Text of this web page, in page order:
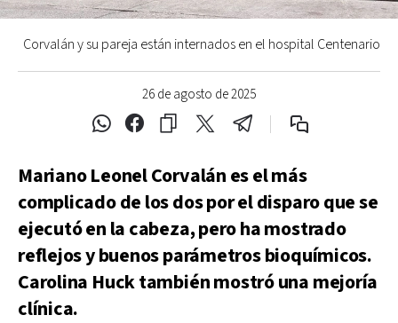
26 de agosto de 2025
Corvalán y su pareja están internados en el hospital Centenario
Mariano Leonel Corvalán es el más
complicado de los dos por el disparo que se
ejecutó en la cabeza, pero ha mostrado
reflejos y buenos parámetros bioquímicos.
Carolina Huck también mostró una mejoría
clínica.